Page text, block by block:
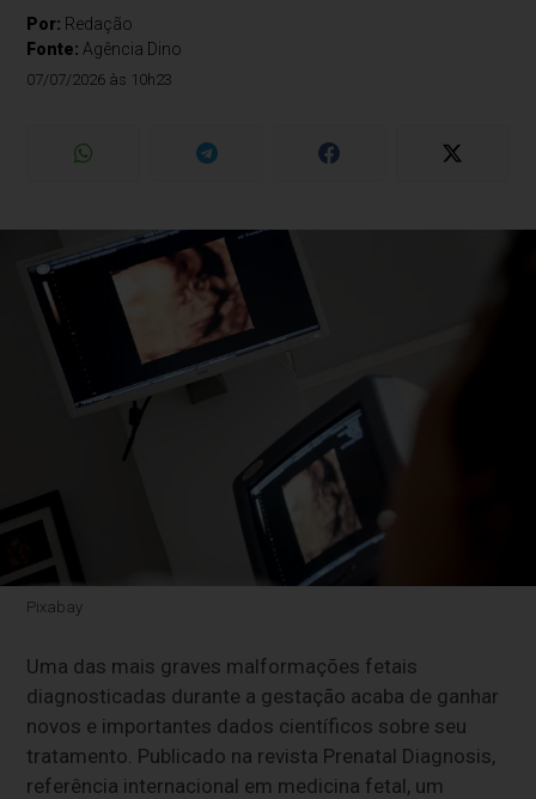
Por: Redação
Fonte: Agência Dino
07/07/2026 às 10h23
Pixabay
Uma das mais graves malformações fetais
diagnosticadas durante a gestação acaba de ganhar
novos e importantes dados científicos sobre seu
tratamento. Publicado na revista Prenatal Diagnosis,
referência internacional em medicina fetal, um